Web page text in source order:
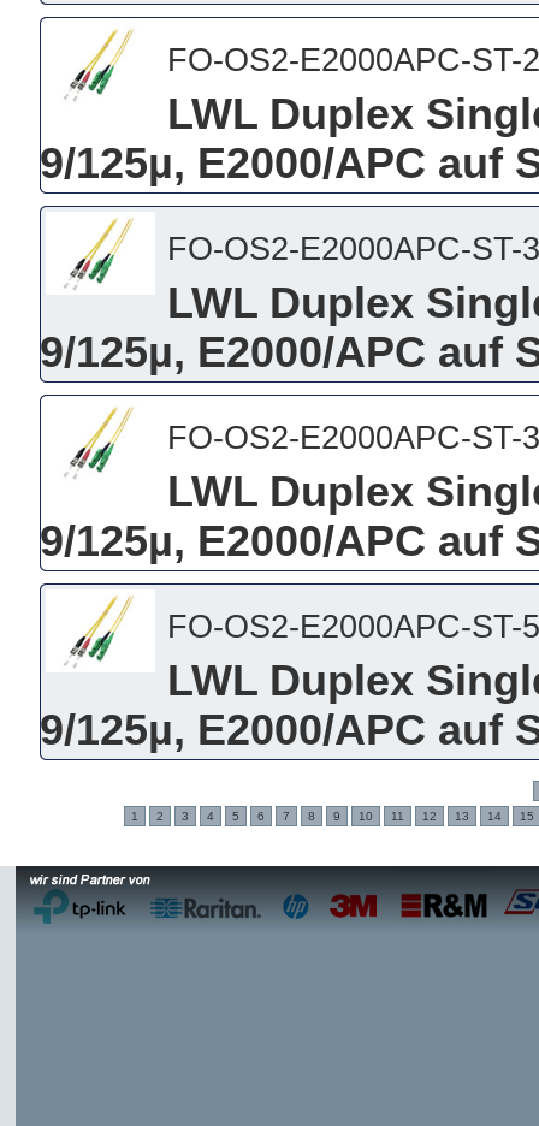
FO-OS2-E2000APC-ST-
LWL Duplex
9/125µ, E2000/APC auf
FO-OS2-E2000APC-ST-3
LWL Duplex
9/125µ, E2000/APC auf
FO-OS2-E2000APC-ST-
LWL Duplex
9/125µ, E2000/APC auf
FO-OS2-E2000APC-ST-5
LWL Duplex
9/125µ, E2000/APC auf
1 2 3 4 5 6 7 8 9 10 11 12 13 14 15